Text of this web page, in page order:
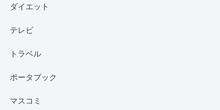
ダイエット
テレビ
トラベル
ポータブック
マスコミ